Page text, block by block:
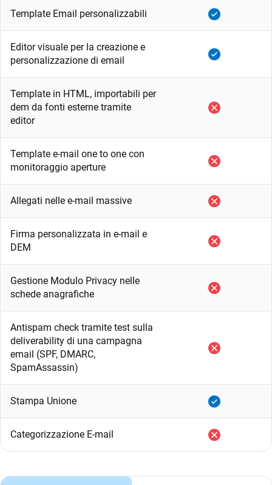
Template Email personalizzabili
Editor visuale per la creazione e
personalizzazione di email
Template in HTML, importabili per
dem da fonti esterne tramite
editor
Template e-mail one to one con
monitoraggio aperture
Allegati nelle e-mail massive
Firma personalizzata in e-mail e
DEM
Gestione Modulo Privacy nelle
schede anagrafiche
Antispam check tramite test sulla
deliverability di una campagna
email (SPF, DMARC,
SpamAssassin)
Stampa Unione
Categorizzazione E-mail